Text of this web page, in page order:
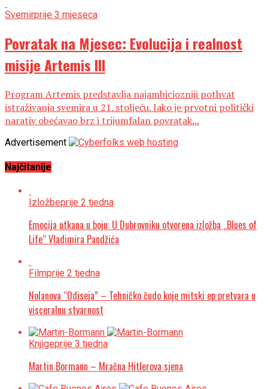
Svemirprije 3 mjeseca
Povratak na Mjesec: Evolucija i realnost
misije Artemis III
Program Artemis predstavlja najambiciozniji pothvat
istraživanja svemira u 21. stoljeću. Iako je prvotni politički
narativ obećavao brz i trijumfalan povratak...
Advertisement
Najčitanije
Izložbeprije 2 tjedna
Emocija utkana u boju: U Dubrovniku otvorena izložba „Blues of
Life“ Vladimira Pandžića
Filmprije 2 tjedna
Nolanova “Odiseja” – Tehničko čudo koje mitski ep pretvara u
visceralnu stvarnost
Knjigeprije 3 tjedna
Martin Bormann – Mračna Hitlerova sjena